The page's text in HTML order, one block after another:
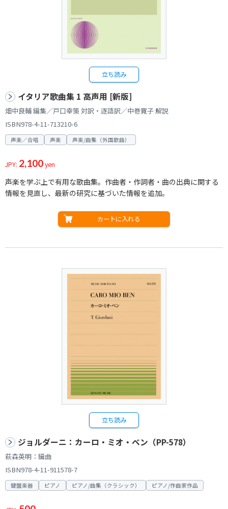
立ち読み
イタリア歌曲集 1 高声用 [新版]
畑中良輔 編集／戸口幸策 対訳・逐語訳／中巻寛子 解説
ISBN978-4-11-713210-6
声楽／合唱 声楽 声楽/曲集（外国歌曲）
JPY: 2,100yen
声楽を学ぶ上で有用な歌曲集。作曲者・作詞者・曲の出典に関する
情報を見直し、最新の研究に基づいた情報を追加。
カートに入れる
立ち読み
ジョルダーニ：カーロ・ミオ・ベン（PP-578）
萩森英明：編曲
ISBN978-4-11-911578-7
鍵盤楽器 ピアノ ピアノ/曲集（クラシック） ピアノ/作曲家作品